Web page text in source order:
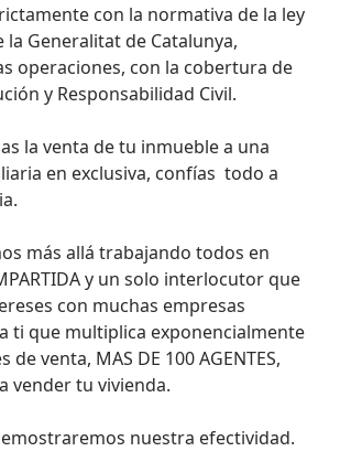
con la normativa de la ley
Generalitat de Catalunya,
operaciones, con la cobertura de
y Responsabilidad Civil.
la venta de tu inmueble a una
en exclusiva, confías  todo a
más allá trabajando todos en
y un solo interlocutor que
con muchas empresas
ti que multiplica exponencialmente
de venta, MAS DE 100 AGENTES,
vender tu vivienda.
nuestra efectividad.